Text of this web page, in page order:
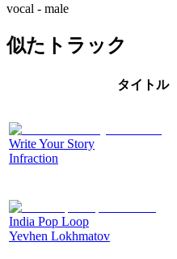
vocal - male
似たトラック
タイトル
Write Your Story
Infraction
India Pop Loop
Yevhen Lokhmatov